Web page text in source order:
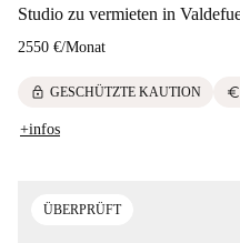
Studio zu vermieten in
2550 €/Monat
lock GESCHÜTZTE KAUTION euro
+infos
ÜBERPRÜFT